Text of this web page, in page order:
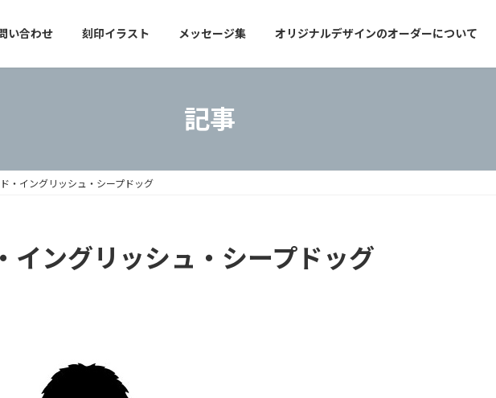
い合わせ 刻印イラスト メッセージ集 オリジナルデザインのオーダーについて
記事
・イングリッシュ・シープドッグ
イングリッシュ・シープドッグ